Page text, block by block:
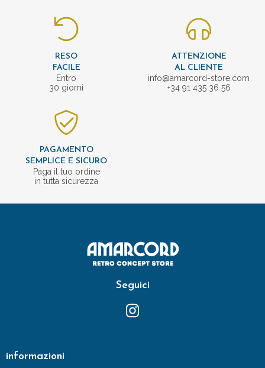
RESO
FACILE
Entro
30 giorni
ATTENZIONE
AL CLIENTE
info@amarcord-store.com
+34 91 435 36 56
PAGAMENTO
SEMPLICE E SICURO
Paga il tuo ordine
in tutta sicurezza
Seguici
informazioni